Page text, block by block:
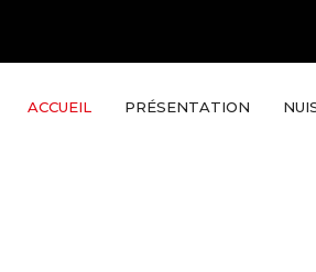
ACCUEIL PRÉSENTATION